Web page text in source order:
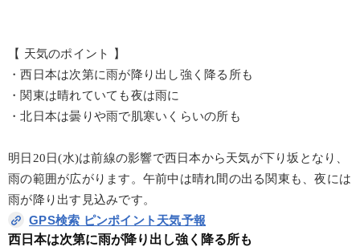
【 天気のポイント 】
・西日本は次第に雨が降り出し強く降る所も
・関東は晴れていても夜は雨に
・北日本は曇りや雨で肌寒いくらいの所も
明日20日(水)は前線の影響で西日本から天気が下り坂となり、
雨の範囲が広がります。午前中は晴れ間の出る関東も、夜には
雨が降り出す見込みです。
GPS検索 ピンポイント天気予報
西日本は次第に雨が降り出し強く降る所も